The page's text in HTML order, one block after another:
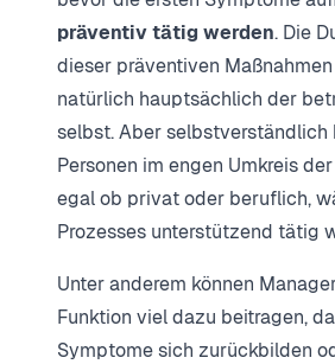
präventiv tätig werden. Die
dieser präventiven
natürlich hauptsächlich der
selbst. Aber selbstverständlich
Personen im engen Umkreis
egal ob privat oder beruflich,
Prozesses unterstützend tätig
Unter anderem können
Funktion viel dazu beitragen,
Symptome sich zurückbilden